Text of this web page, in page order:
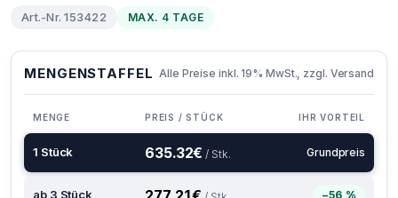
Art.-Nr. 153422 MAX. 4 TAGE
MENGENSTAFFEL Alle Preise inkl. 19% MwSt., zzgl. Versand
MENGE PREIS / STÜCK IHR VORTEIL
1 Stück 635.32€ / Stk. Grundpreis
ab 3 Stück −56 %